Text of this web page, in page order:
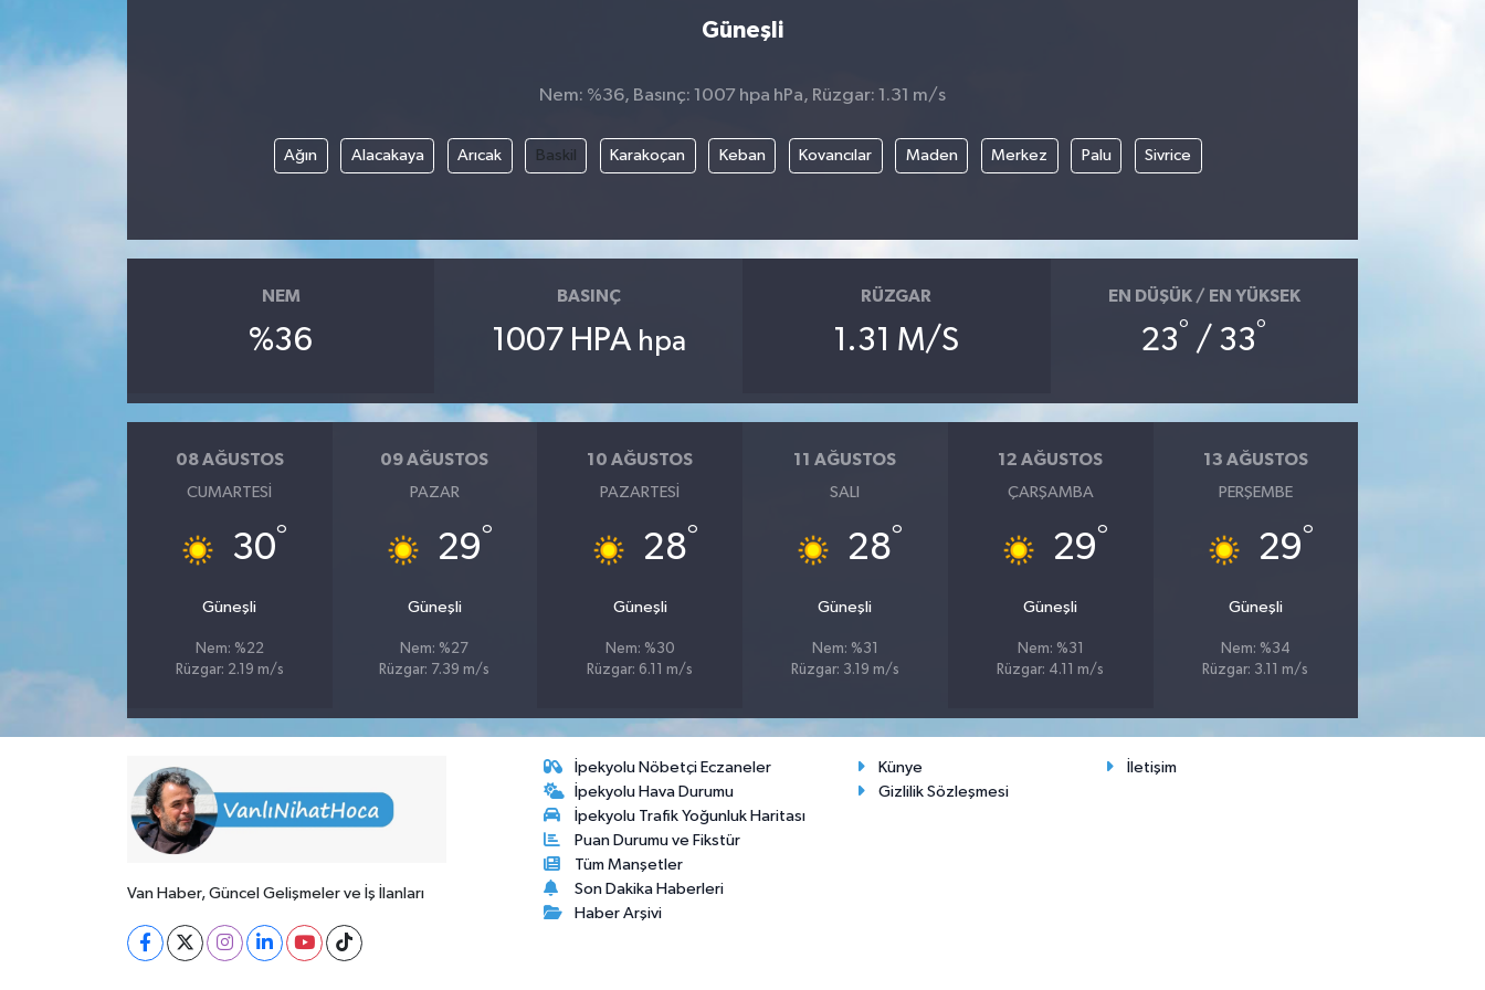
Güneşli
Nem: %36, Basınç: 1007 hpa hPa, Rüzgar: 1.31 m/s
Ağın Alacakaya Arıcak Baskil Karakoçan Keban Kovancılar Maden Merkez Palu Sivrice
NEM
%36
BASINÇ
1007 HPA hpa
RÜZGAR
1.31 M/S
EN DÜŞÜK / EN YÜKSEK
23° / 33°
08 AĞUSTOS
CUMARTESI
30°
Güneşli
Nem: %22
Rüzgar: 2.19 m/s
09 AĞUSTOS
PAZAR
29°
Güneşli
Nem: %27
Rüzgar: 7.39 m/s
10 AĞUSTOS
PAZARTESI
28°
Güneşli
Nem: %30
Rüzgar: 6.11 m/s
11 AĞUSTOS
SALI
28°
Güneşli
Nem: %31
Rüzgar: 3.19 m/s
12 AĞUSTOS
ÇARŞAMBA
29°
Güneşli
Nem: %31
Rüzgar: 4.11 m/s
13 AĞUSTOS
PERŞEMBE
29°
Güneşli
Nem: %34
Rüzgar: 3.11 m/s
Van Haber, Güncel Gelişmeler ve İş İlanları
İpekyolu Nöbetçi Eczaneler
İpekyolu Hava Durumu
İpekyolu Trafik Yoğunluk Haritası
Puan Durumu ve Fikstür
Tüm Manşetler
Son Dakika Haberleri
Haber Arşivi
Künye
İletişim
Gizlilik Sözleşmesi